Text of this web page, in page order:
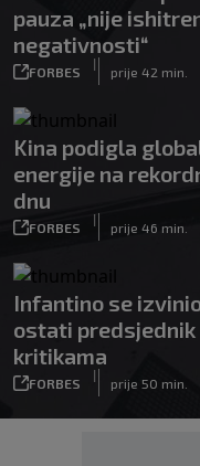
pauza „nije
negativnosti“
FORBES
|
prije 42 min.
Kina podigla
energije na
dnu
FORBES
|
prije 46 min.
Infantino se
ostati predsjednik
kritikama
FORBES
|
prije 50 min.